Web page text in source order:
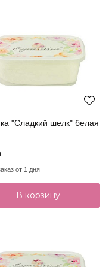
"Сладкий шелк" белая
от 1 дня
В корзину